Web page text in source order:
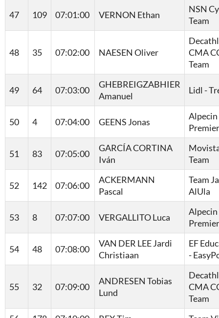
47 109 07:01:00 VERNON Ethan
NSN
Team
48 35 07:02:00 NAESEN Oliver
CMA
Team
49 64 07:03:00
GHEBREIGZABHIER
Amanuel
Lidl -
50 4 07:04:00 GEENS Jonas
Alpecin
51 83 07:05:00
GARCÍA CORTINA
Iván
Team
52 142 07:06:00
ACKERMANN
Pascal
Team
AlUla
53 8 07:07:00 VERGALLITO Luca
Alpecin
54 48 07:08:00
VAN DER LEE Jardi
Christiaan
EF
-
55 32 07:09:00
ANDRESEN Tobias
Lund
CMA
Team